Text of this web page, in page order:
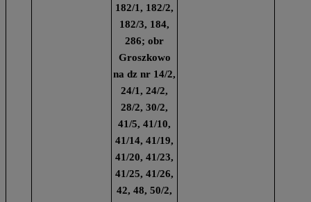
182/1, 182/2,
182/3, 184,
286; obr
Groszkowo
na dz nr 14/2,
24/1, 24/2,
28/2, 30/2,
41/5, 41/10,
41/14, 41/19,
41/20, 41/23,
41/25, 41/26,
42, 48, 50/2,